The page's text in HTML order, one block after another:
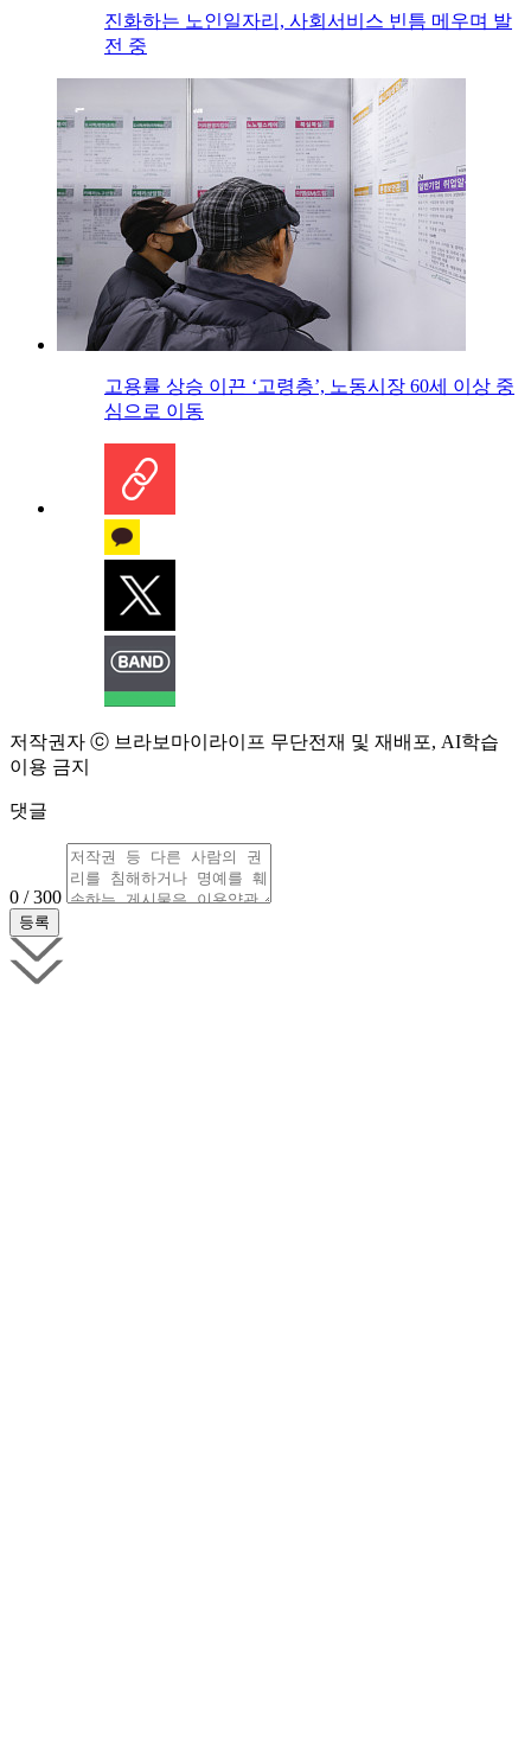
진화하는 노인일자리, 사회서비스 빈틈 메우며 발
전 중
고용률 상승 이끈 ‘고령층’, 노동시장 60세 이상 중
심으로 이동
저작권자 ⓒ 브라보마이라이프 무단전재 및 재배포, AI학습
이용 금지
댓글
0 / 300